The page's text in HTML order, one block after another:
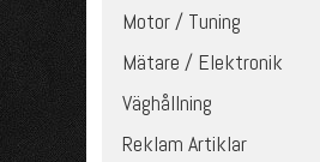
Motor / Tuning
Mätare / Elektronik
Väghållning
Reklam Artiklar